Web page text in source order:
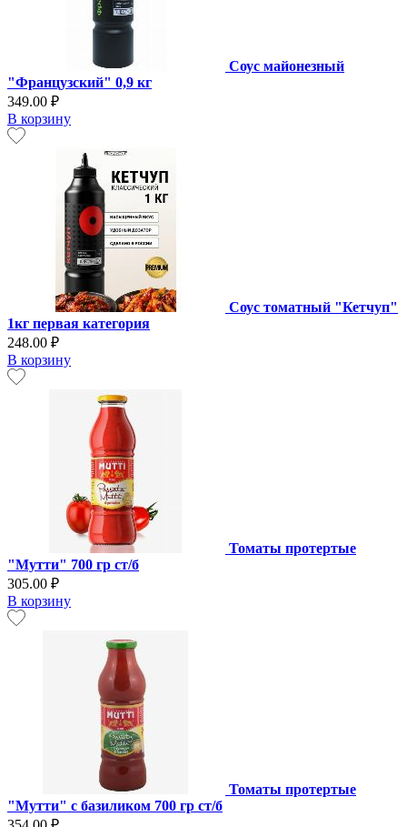
Соус майонезный
"Французский" 0,9 кг
349.00 ₽
В корзину
Соус томатный "Кетчуп"
1кг первая категория
248.00 ₽
В корзину
Томаты протертые
"Мутти" 700 гр ст/б
305.00 ₽
В корзину
Томаты протертые
"Мутти" с базиликом 700 гр ст/б